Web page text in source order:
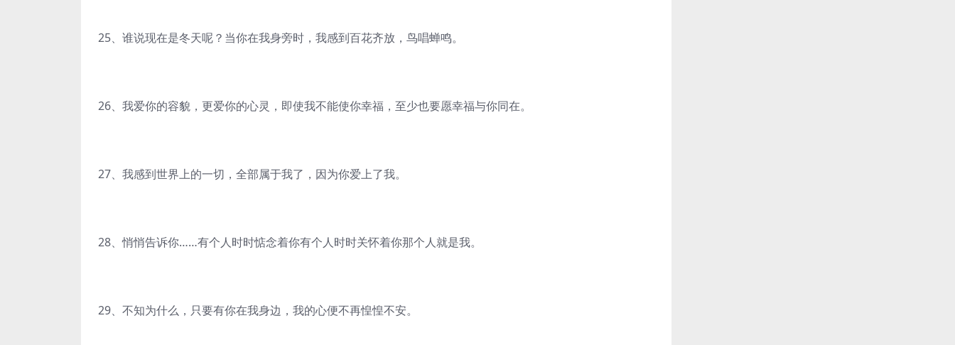
25、谁说现在是冬天呢？当你在我身旁时，我感到百花齐放，鸟唱蝉鸣。
26、我爱你的容貌，更爱你的心灵，即使我不能使你幸福，至少也要愿幸福与你同在。
27、我感到世界上的一切，全部属于我了，因为你爱上了我。
28、悄悄告诉你……有个人时时惦念着你有个人时时关怀着你那个人就是我。
29、不知为什么，只要有你在我身边，我的心便不再惶惶不安。